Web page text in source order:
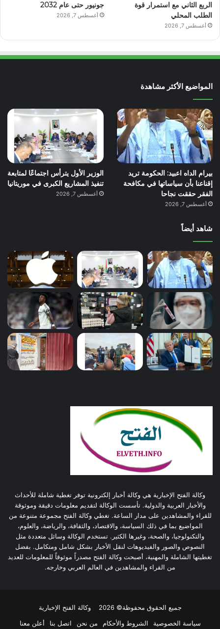
الربع الثاني مع استمرار قوة
الطلب المحلي
أغسطس 7, 2026
جونيور حتى عام 2032
أغسطس 7, 2026
المواضيع الأكثر مشاهدة
بيرام الداه اعبيد: الحكومة تريد
إقناعنا بأن سياساتها في مكافحة
الفقر حققت نجاحا
أغسطس 7, 2026
الوزير الأول يترأس اجتماعًا لمتابعة
تنفيذ المشاريع الكبرى في موريتانيا
أغسطس 7, 2026
شاهد أيضاً
وكالة الفتح الإخبارية هي وكالة أخبار إلكترونية توفر تغطية شاملة للأحداث
والأخبار العربية والدولية. تأسست الوكالة لتقديم معلومات دقيقة وموثوقة
للقراء والمشاهدين على مدار الساعة. تغطي وكالة الفتح مجموعة متنوعة من
المواضيع بما في ذلك السياسة، والاقتصاد، والثقافة، والرياضة، والعلوم،
والتكنولوجيا، والصحة، وغيرها الكثير. تستخدم الوكالة وسائل متعددة مثل
النصوص والصور والفيديوهات لنقل الأخبار بشكل شامل ومتكامل. بفضل
تغطيتها الشاملة والمهنية، أصبحت وكالة الفتح مصدراً موثوقاً للمعلومات للعديد
من القراء والمشاهدين في العالم العربي وخارجه.
جميع الحقوق محفوظة© 2026
وكالة الفتح الإخبارية
سياسة الخصوصية
الشروط والأحكام من نحن اتصل بنا أعلن معنا